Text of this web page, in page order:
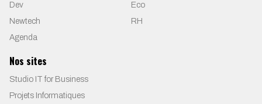
Dev
Eco
Newtech
RH
Agenda
Nos sites
Studio IT for Business
Projets Informatiques